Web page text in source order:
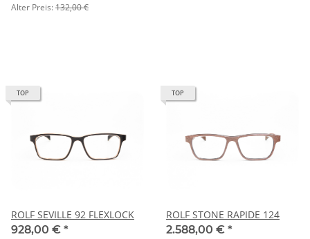
Alter Preis:132,00 €
TOP
ROLF SEVILLE 92 FLEXLOCK
928,00 € *
TOP
ROLF STONE RAPIDE 124
2.588,00 € *